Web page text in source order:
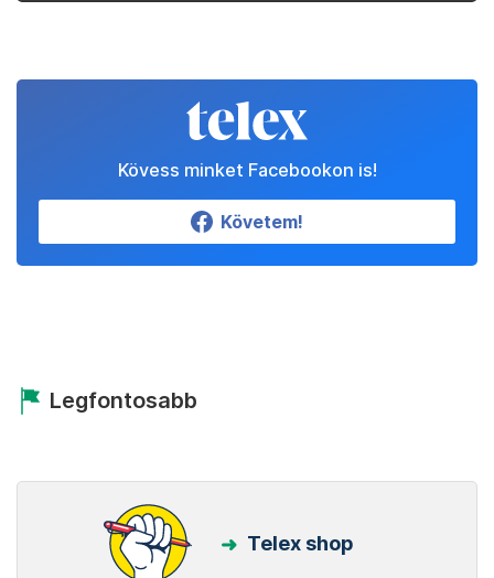
Kövess minket Facebookon is!
Követem!
Legfontosabb
Telex shop